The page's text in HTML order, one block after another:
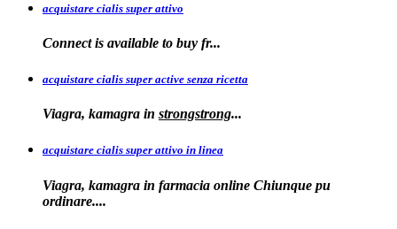
acquistare cialis super attivo
Connect is available to buy fr...
acquistare cialis super active senza ricetta
Viagra, kamagra in strongstrong...
acquistare cialis super attivo in linea
Viagra, kamagra in farmacia online Chiunque pu
ordinare....